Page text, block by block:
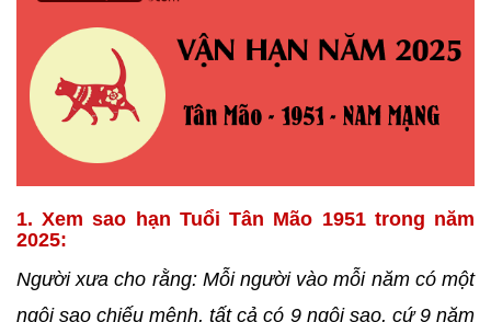
1. Xem sao hạn Tuổi Tân Mão 1951 trong năm
2025:
Người xưa cho rằng: Mỗi người vào mỗi năm có một
ngôi sao chiếu mệnh, tất cả có 9 ngôi sao, cứ 9 năm